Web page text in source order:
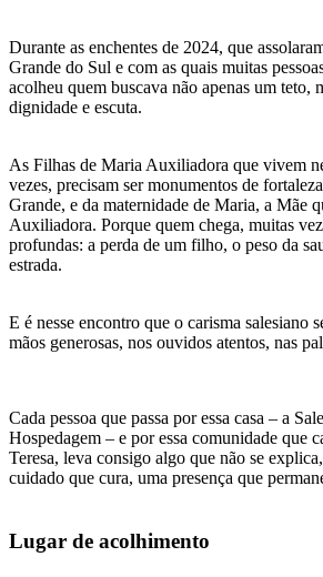
Durante as enchentes de 2024, que
Grande do Sul e com as quais muitas
acolheu quem buscava não apenas um teto,
dignidade e escuta.
As Filhas de Maria Auxiliadora que vivem
vezes, precisam ser monumentos de
Grande, e da maternidade de Maria, a Mãe
Auxiliadora. Porque quem chega, muitas
profundas: a perda de um filho, o peso da
estrada.
E é nesse encontro que o carisma salesiano
mãos generosas, nos ouvidos atentos, nas
​Cada pessoa que passa por essa casa – a
Hospedagem – e por essa comunidade que
Teresa, leva consigo algo que não se
cuidado que cura, uma presença que
Lugar de acolhimento